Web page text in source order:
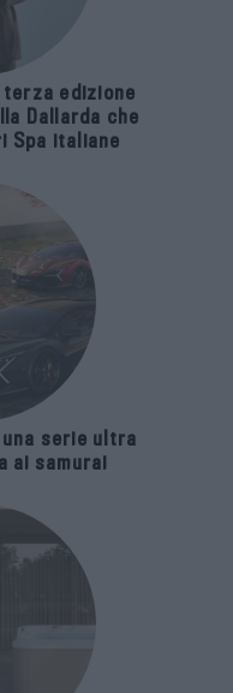
terza edizione
Dallarda che
Spa italiane
una serie ultra
ai samurai